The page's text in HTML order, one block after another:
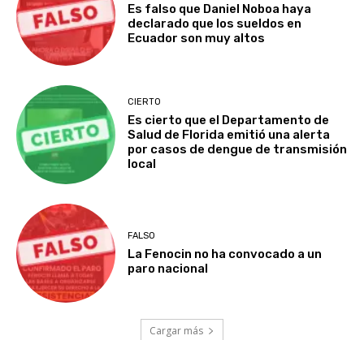
Es falso que Daniel Noboa haya
declarado que los sueldos en
Ecuador son muy altos
CIERTO
Es cierto que el Departamento de
Salud de Florida emitió una alerta
por casos de dengue de transmisión
local
FALSO
La Fenocin no ha convocado a un
paro nacional
Cargar más